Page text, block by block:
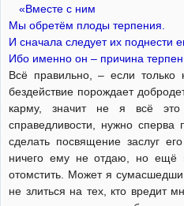
«Вместе с ним
Мы обретём плоды терпения.
И сначала следует их поднести
Ибо именно он – причина
Всё правильно, – если только
бездействие порождает
карму, значит не я всё
справедливости, нужно
сделать посвящение заслуг
ничего ему не отдаю, но ещё
отомстить. Может я
не злиться на тех, кто вредит